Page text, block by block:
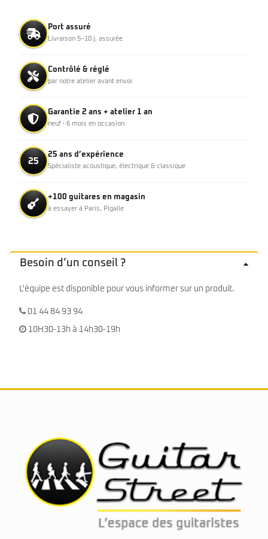
Port assuré
Livraison 5–10 j, assurée
Contrôlé & réglé
par notre atelier avant envoi
Garantie 2 ans + atelier 1 an
neuf · 6 mois en occasion
25
25 ans d’expérience
Spécialiste acoustique, électrique & classique
+100 guitares en magasin
à essayer à Paris, Pigalle
Besoin d’un conseil ?
L'équipe est disponible pour vous informer sur un produit.
01 44 84 93 94
10H30-13h à 14h30-19h